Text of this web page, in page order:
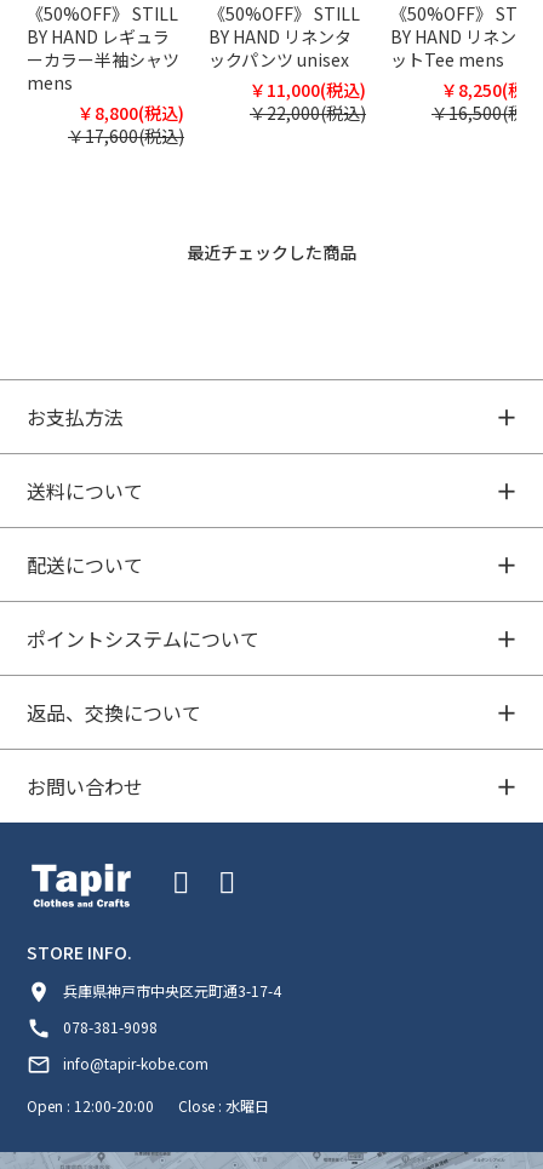
《50%OFF》 STILL
BY HAND レギュラ
ーカラー半袖シャツ
mens
￥8,800(税込)
￥17,600(税込)
《50%OFF》 STILL
BY HAND リネンタ
ックパンツ unisex
￥11,000(税込)
￥22,000(税込)
《50%OFF》 STILL
BY HAND リネンニ
ットTee mens
￥8,250(税
￥16,500(税
最近チェックした商品
お支払方法
送料について
配送について
ポイントシステムについて
返品、交換について
お問い合わせ
STORE INFO.
room
兵庫県神戸市中央区元町通3-17-4
call 078-381-9098
mail_outline info@tapir-kobe.com
Open : 12:00-20:00 Close : 水曜日